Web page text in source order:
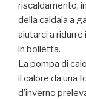
riscaldamento,
della caldaia a
aiutarci a
in bolletta.
La pompa di
il calore da una
d’inverno